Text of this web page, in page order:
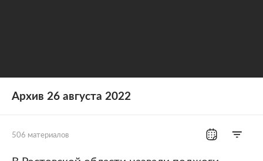
Архив 26 августа 2022
506 материалов